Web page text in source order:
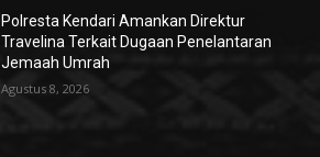
Polresta Kendari Amankan Direktur
Travelina Terkait Dugaan Penelantaran
Jemaah Umrah
Agustus 8, 2026